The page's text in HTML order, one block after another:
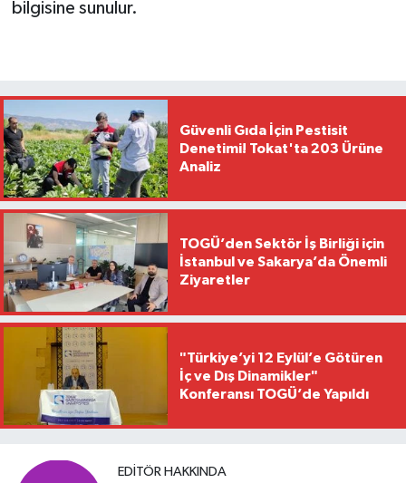
bilgisine sunulur.
Güvenli Gıda İçin Pestisit
Denetimi! Tokat'ta 203 Ürüne
Analiz
TOGÜ’den Sektör İş Birliği için
İstanbul ve Sakarya’da Önemli
Ziyaretler
"Türkiye’yi 12 Eylül’e Götüren
İç ve Dış Dinamikler"
Konferansı TOGÜ’de Yapıldı
EDITÖR HAKKINDA